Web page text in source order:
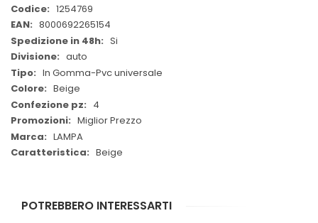
Maggiori
Informazioni
1254769
8000692265154
Si
auto
In Gomma-Pvc universale
Beige
4
Miglior Prezzo
LAMPA
Beige
POTREBBERO INTERESSARTI